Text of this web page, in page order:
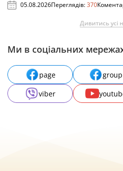
05.08.2026Переглядів:370
Дивитись усі
Ми в соціальних
page group
viber